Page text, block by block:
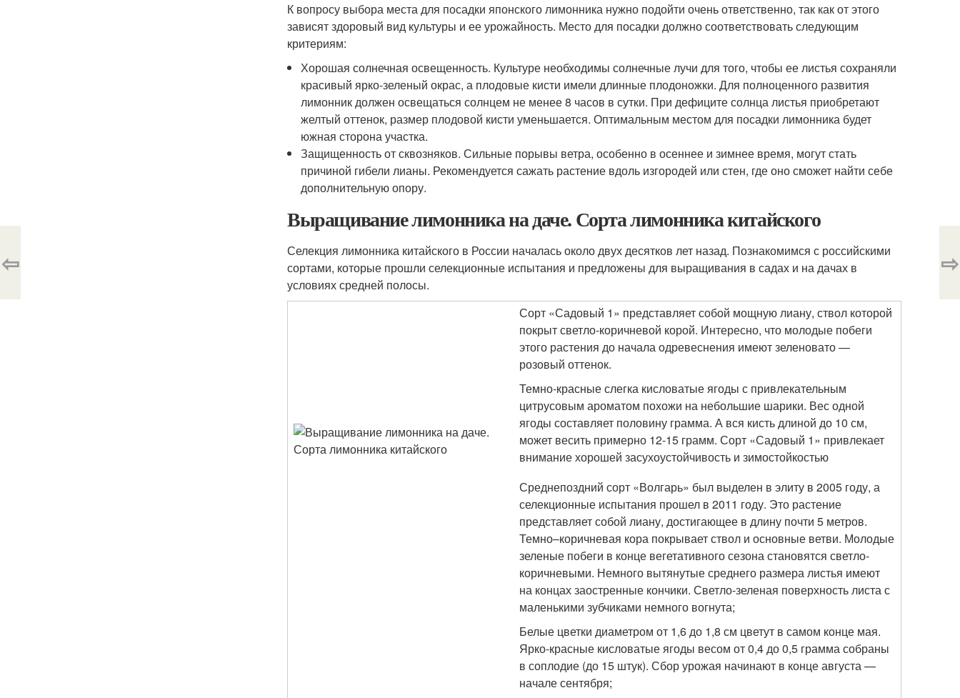
К вопросу выбора места для посадки японского лимонника нужно подойти очень ответственно, так как от этого
зависят здоровый вид культуры и ее урожайность. Место для посадки должно соответствовать следующим
критериям:
Хорошая солнечная освещенность. Культуре необходимы солнечные лучи для того, чтобы ее листья сохраняли
красивый ярко-зеленый окрас, а плодовые кисти имели длинные плодоножки. Для полноценного развития
лимонник должен освещаться солнцем не менее 8 часов в сутки. При дефиците солнца листья приобретают
желтый оттенок, размер плодовой кисти уменьшается. Оптимальным местом для посадки лимонника будет
южная сторона участка.
Защищенность от сквозняков. Сильные порывы ветра, особенно в осеннее и зимнее время, могут стать
причиной гибели лианы. Рекомендуется сажать растение вдоль изгородей или стен, где оно сможет найти себе
дополнительную опору.
Выращивание лимонника на даче. Сорта лимонника китайского
Селекция лимонника китайского в России началась около двух десятков лет назад. Познакомимся с российскими
сортами, которые прошли селекционные испытания и предложены для выращивания в садах и на дачах в
условиях средней полосы.
Сорт «Садовый 1» представляет собой мощную лиану, ствол которой
покрыт светло-коричневой корой. Интересно, что молодые побеги
этого растения до начала одревеснения имеют зеленовато —
розовый оттенок.
Темно-красные слегка кисловатые ягоды с привлекательным
цитрусовым ароматом похожи на небольшие шарики. Вес одной
ягоды составляет половину грамма. А вся кисть длиной до 10 см,
может весить примерно 12-15 грамм. Сорт «Садовый 1» привлекает
внимание хорошей засухоустойчивость и зимостойкостью
Среднепоздний сорт «Волгарь» был выделен в элиту в 2005 году, а
селекционные испытания прошел в 2011 году. Это растение
представляет собой лиану, достигающее в длину почти 5 метров.
Темно–коричневая кора покрывает ствол и основные ветви. Молодые
зеленые побеги в конце вегетативного сезона становятся светло-
коричневыми. Немного вытянутые среднего размера листья имеют
на концах заостренные кончики. Светло-зеленая поверхность листа с
маленькими зубчиками немного вогнута;
Белые цветки диаметром от 1,6 до 1,8 см цветут в самом конце мая.
Ярко-красные кисловатые ягоды весом от 0,4 до 0,5 грамма собраны
в соплодие (до 15 штук). Сбор урожая начинают в конце августа —
начале сентября;
⇦ ⇨